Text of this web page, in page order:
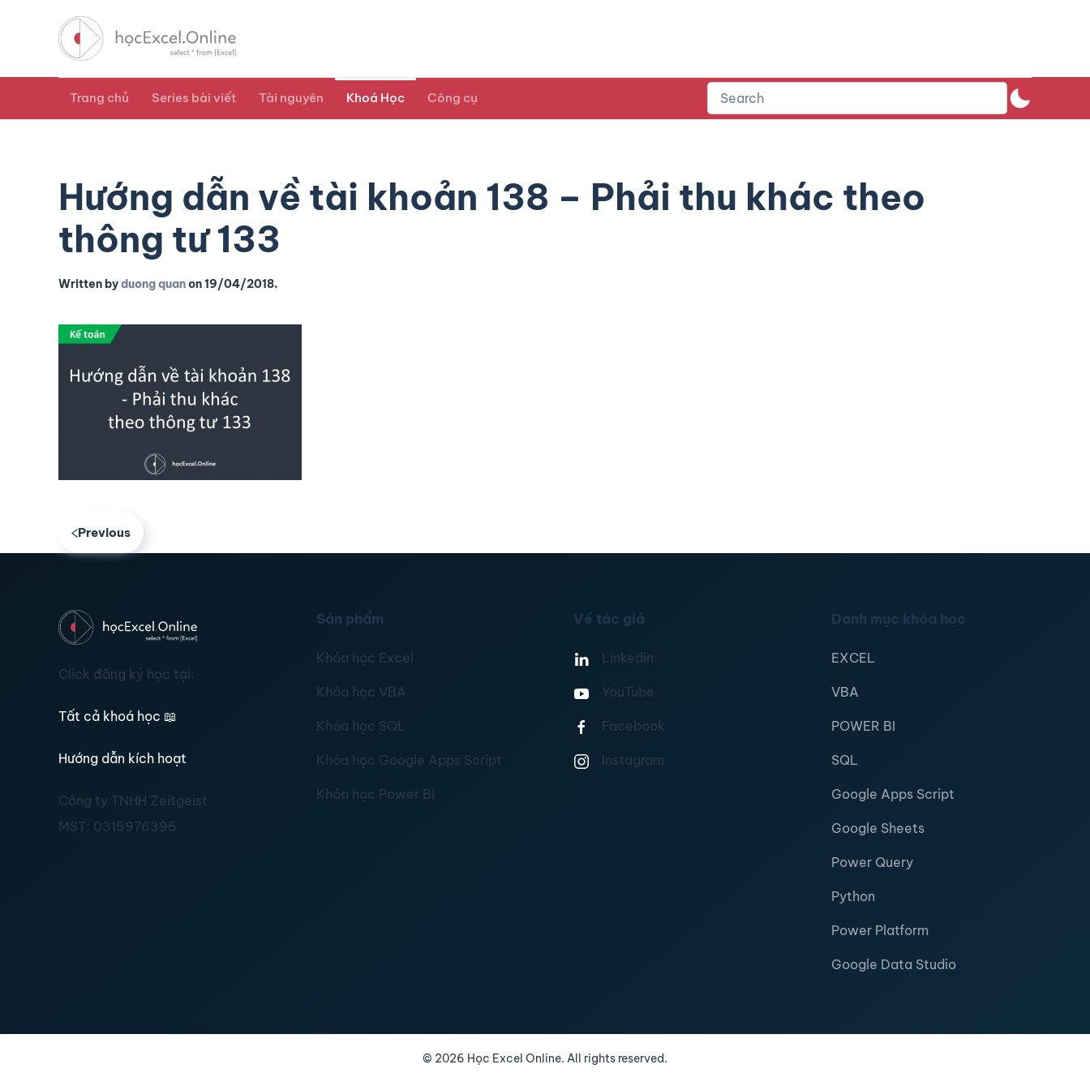
Trang chủ Series bài viết Tài nguyên Khoá Học Công cụ
Hướng dẫn về tài khoản 138 – Phải thu khác theo
thông tư 133
Written byduong quanon19/04/2018.
Previous
Click đăng ký học tại:
Tất cả khoá học 📖
Hướng dẫn kích hoạt
Công ty TNHH Zeitgeist
MST: 0315976395
Sản phẩm
Khóa học Excel
Khóa học VBA
Khóa học SQL
Khóa học Google Apps Script
Khóa học Power BI
Về tác giả
Linkedin
YouTube
Facebook
Instagram
Danh mục khóa học
EXCEL
VBA
POWER BI
SQL
Google Apps Script
Google Sheets
Power Query
Python
Power Platform
Google Data Studio
© 2026 Học Excel Online. All rights reserved.